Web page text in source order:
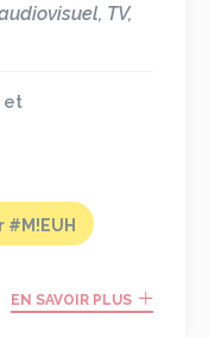
TV,
et
#M!EUH
EN SAVOIR PLUS